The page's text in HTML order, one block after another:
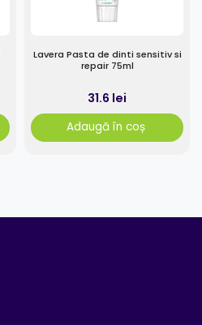
Lavera Pasta de dinti sensitiv si
repair 75ml
31.6 lei
Adaugă în coș